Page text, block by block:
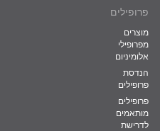
פרופילים
מוצרים
מפרופילי
אלומיניום
הנדסת
פרופילים
פרופילים
מותאמים
לדרישת